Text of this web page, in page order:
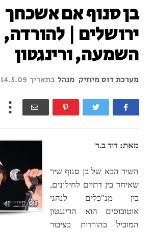
בן סנוף אם אשכחך
ירושלים | להורדה,
השמעה, ורינגטון
מערכת דוס מיוזיק מנהל בתאריך 14.5.09
מאת: דוד ב.ד
השיר הבא של בן סנוף שיר
שאיחד בין דתיים לחילונים,
בין מנ"כלים לנהגי
אוטובוסים הוא הרינגטון
המוביל בהורדות בציבור